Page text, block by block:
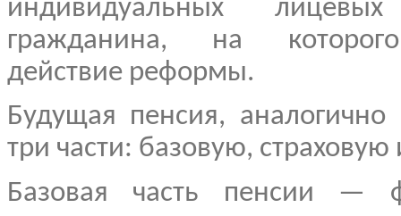
индивидуальных
гражданина, на которого
действие реформы.
Будущая пенсия,
три части: базовую,
Базовая часть пенсии —